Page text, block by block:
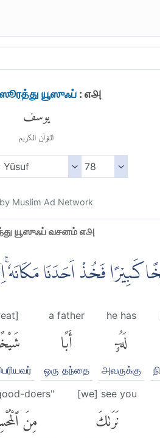
ஸூரத்து யூஸுஃப்: ௭௮
يوسف
القرآن الكريم
Muslim Ad Network
யூஸுஃப் வசனம் ௭௮
كَبِيْرًا فَخُذْ اَحَدَنَا
he has
لَهُۥٓ
அவருக்கு
a father
أَبًا
ஒரு தந்தை
[we] see you
نَرَىٰكَ
doers"
مِنَ